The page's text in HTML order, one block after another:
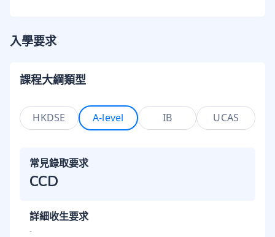
入學要求
課程大綱類型
HKDSE A-level IB UCAS
常見錄取要求
CCD
詳細收生要求
-